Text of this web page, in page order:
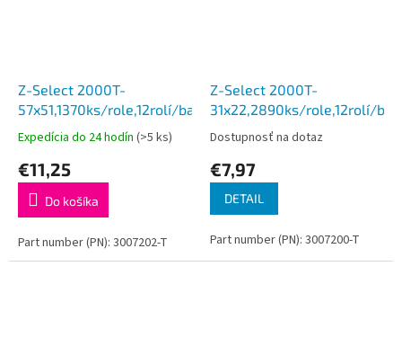
Z-Select 2000T-
57x51,1370ks/role,12rolí/balenie
Expedícia do 24 hodín (>5 ks)
€11,25
Do košíka
Part number (PN): 3007202-T
Z-Select 2000T-
31x22,2890ks/role,12rolí/
Dostupnosť na dotaz
€7,97
DETAIL
Part number (PN): 3007200-T